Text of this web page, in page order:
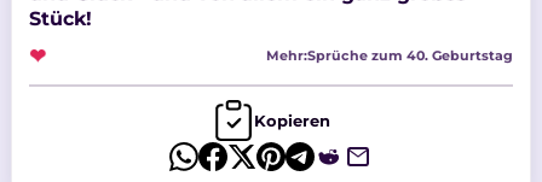
Stück!
❤
Mehr:Sprüche zum 40. Geburtstag
Kopieren